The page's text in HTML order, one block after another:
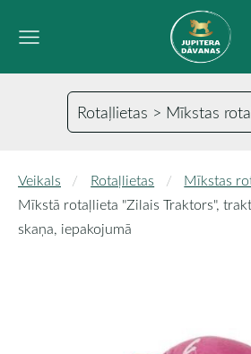
Rotaļlietas > Mīkstas
Veikals Rotaļlietas
Mīkstas
Mīkstā rotaļlieta "Zilais Traktors",
skaņa, iepakojumā